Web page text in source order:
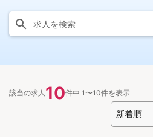
該当の求人 10件中 1〜10件を表示